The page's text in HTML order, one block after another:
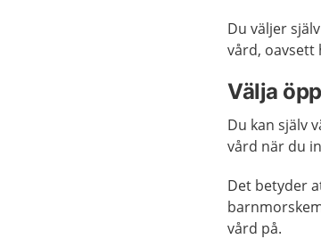
Du väljer
vård, oavsett
Välja
Du kan själv
vård när du
Det betyder
vård på.